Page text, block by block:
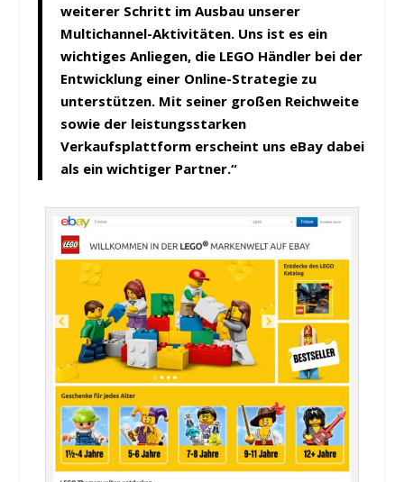
weiterer Schritt im Ausbau unserer
Multichannel-Aktivitäten. Uns ist es ein
wichtiges Anliegen, die LEGO Händler bei der
Entwicklung einer Online-Strategie zu
unterstützen. Mit seiner großen Reichweite
sowie der leistungsstarken
Verkaufsplattform erscheint uns eBay dabei
als ein wichtiger Partner.“